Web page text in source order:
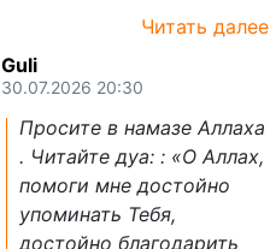
Читать далее
Guli
30.07.2026 20:30
Просите в намазе Аллаха
. Читайте дуа: : «О Аллах,
помоги мне достойно
упоминать Тебя,
достойно благодарить